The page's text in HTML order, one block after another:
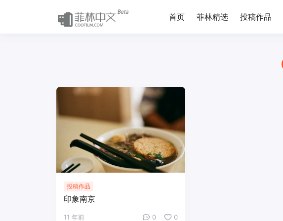
首页 菲林精选 投稿作品
投稿作品
印象南京
11 年前 0 0